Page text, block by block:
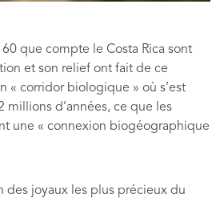
que compte le Costa Rica sont
et son relief ont fait de ce
« corridor biologique » où s’est
millions d’années, ce que les
une « connexion biogéographique
des joyaux les plus précieux du